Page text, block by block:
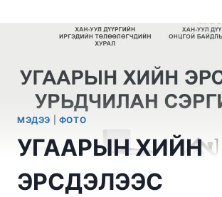
МЭДЭЭ ФОТО
УГААРЫН ХИЙН
ЭРСДЭЛЭЭС